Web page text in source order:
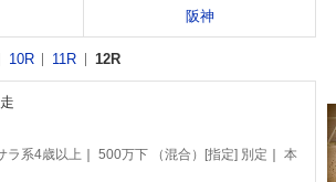
阪神
10R 11R 12R
ラ系4歳以上 500万下 （混合）[指定] 別定
本